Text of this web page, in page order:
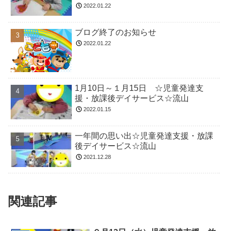
2022.01.22
ブログ終了のお知らせ
2022.01.22
1月10日～１月15日 ☆児童発達支
援・放課後デイサービス☆流山
2022.01.15
一年間の思い出☆児童発達支援・放課
後デイサービス☆流山
2021.12.28
関連記事